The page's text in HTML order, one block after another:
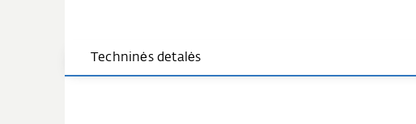
Techninės detalės